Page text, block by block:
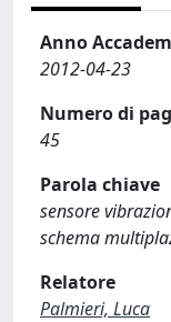
Anno
2012-04-23
Numero di
45
Parola chiave
sensore
schema
Relatore
Palmieri, Luca